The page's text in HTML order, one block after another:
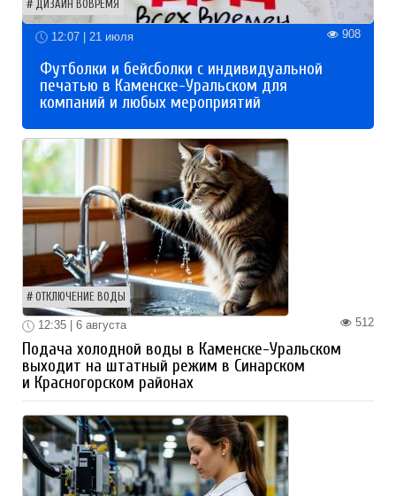
ДИЗАЙН ВОВРЕМЯ
12:07 | 21 июля 908
Футболки и бейсболки с индивидуальной
печатью в Каменске-Уральском для
компаний и любых мероприятий
ОТКЛЮЧЕНИЕ ВОДЫ
512
12:35 | 6 августа
Подача холодной воды в Каменске-Уральском
выходит на штатный режим в Синарском
и Красногорском районах